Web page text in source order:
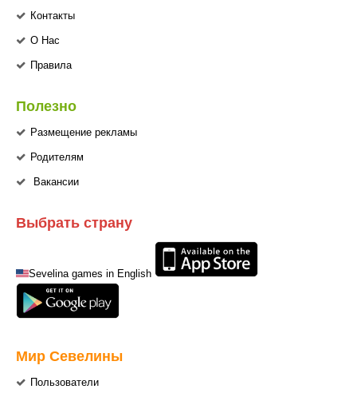
Контакты
О Нас
Правила
Полезно
Размещение рекламы
Родителям
Вакансии
Выбрать страну
Sevelina games in English
Мир Севелины
Пользователи